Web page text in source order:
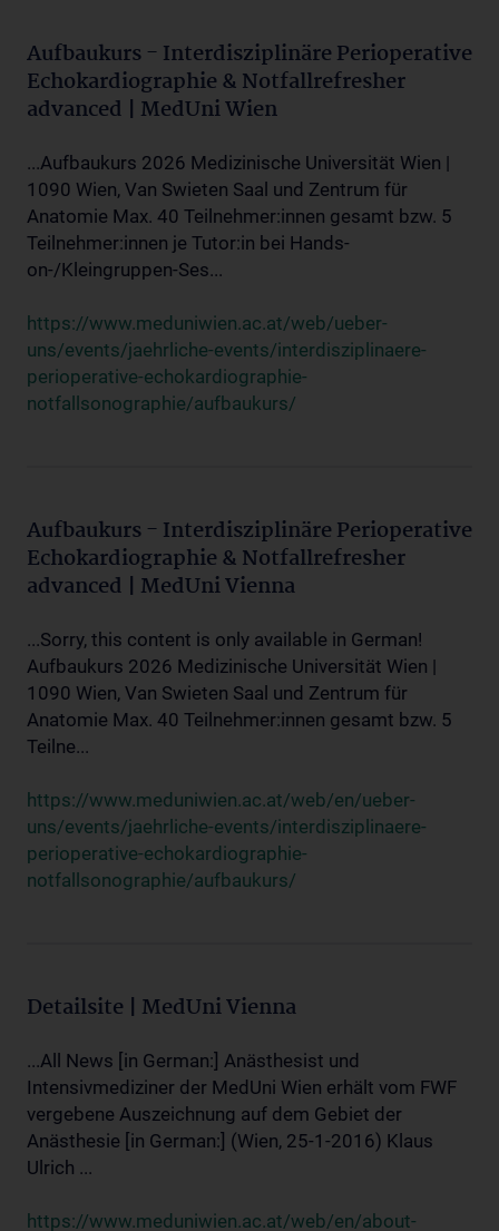
Aufbaukurs - Interdisziplinäre Perioperative
Echokardiographie & Notfallrefresher
advanced | MedUni Wien
...Aufbaukurs 2026 Medizinische Universität Wien |
1090 Wien, Van Swieten Saal und Zentrum für
Anatomie Max. 40 Teilnehmer:innen gesamt bzw. 5
Teilnehmer:innen je Tutor:in bei Hands-
on-/Kleingruppen-Ses...
https://www.meduniwien.ac.at/web/ueber-
uns/events/jaehrliche-events/interdisziplinaere-
perioperative-echokardiographie-
notfallsonographie/aufbaukurs/
Aufbaukurs - Interdisziplinäre Perioperative
Echokardiographie & Notfallrefresher
advanced | MedUni Vienna
...Sorry, this content is only available in German!
Aufbaukurs 2026 Medizinische Universität Wien |
1090 Wien, Van Swieten Saal und Zentrum für
Anatomie Max. 40 Teilnehmer:innen gesamt bzw. 5
Teilne...
https://www.meduniwien.ac.at/web/en/ueber-
uns/events/jaehrliche-events/interdisziplinaere-
perioperative-echokardiographie-
notfallsonographie/aufbaukurs/
Detailsite | MedUni Vienna
...All News [in German:] Anästhesist und
Intensivmediziner der MedUni Wien erhält vom FWF
vergebene Auszeichnung auf dem Gebiet der
Anästhesie [in German:] (Wien, 25-1-2016) Klaus
Ulrich ...
https://www.meduniwien.ac.at/web/en/about-